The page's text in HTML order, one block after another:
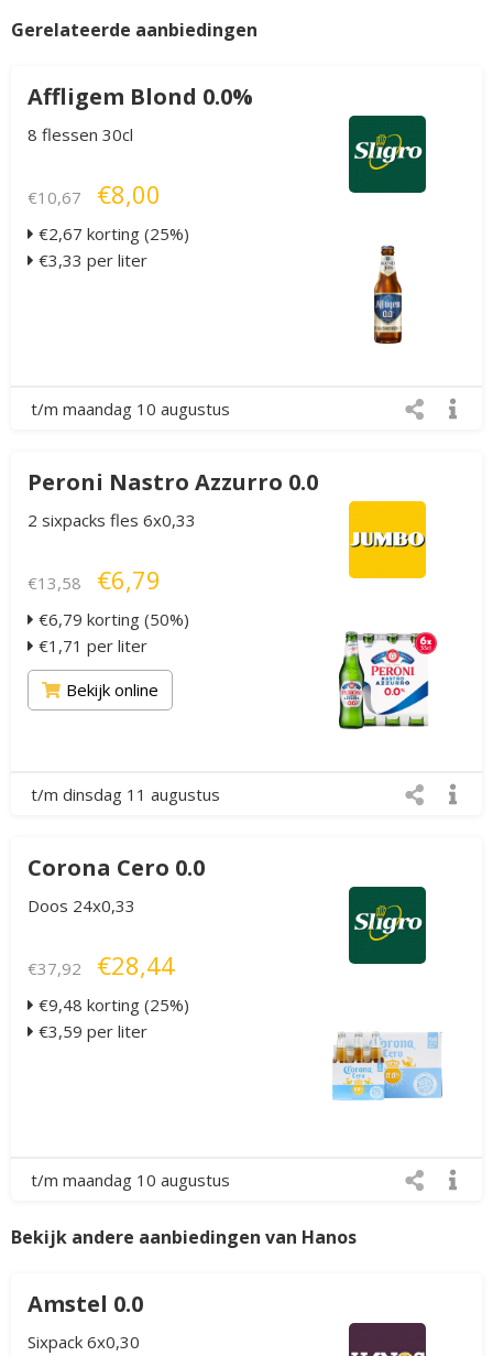
Gerelateerde aanbiedingen
Affligem Blond 0.0%
8 flessen 30cl
€10,67 €8,00
€2,67 korting (25%)
€3,33 per liter
t/m maandag 10 augustus
Peroni Nastro Azzurro 0.0
2 sixpacks fles 6x0,33
€13,58 €6,79
€6,79 korting (50%)
€1,71 per liter
Bekijk online
t/m dinsdag 11 augustus
Corona Cero 0.0
Doos 24x0,33
€37,92 €28,44
€9,48 korting (25%)
€3,59 per liter
t/m maandag 10 augustus
Bekijk andere aanbiedingen van Hanos
Amstel 0.0
Sixpack 6x0,30